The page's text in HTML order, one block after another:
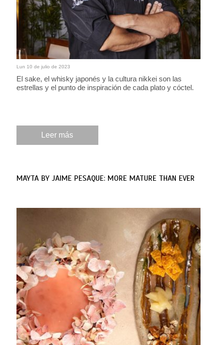
Lun 10 de julio de 2023
El sake, el whisky japonés y la cultura nikkei son las
estrellas y el punto de inspiración de cada plato y cóctel.
Leer más
MAYTA BY JAIME PESAQUE: MORE MATURE THAN EVER